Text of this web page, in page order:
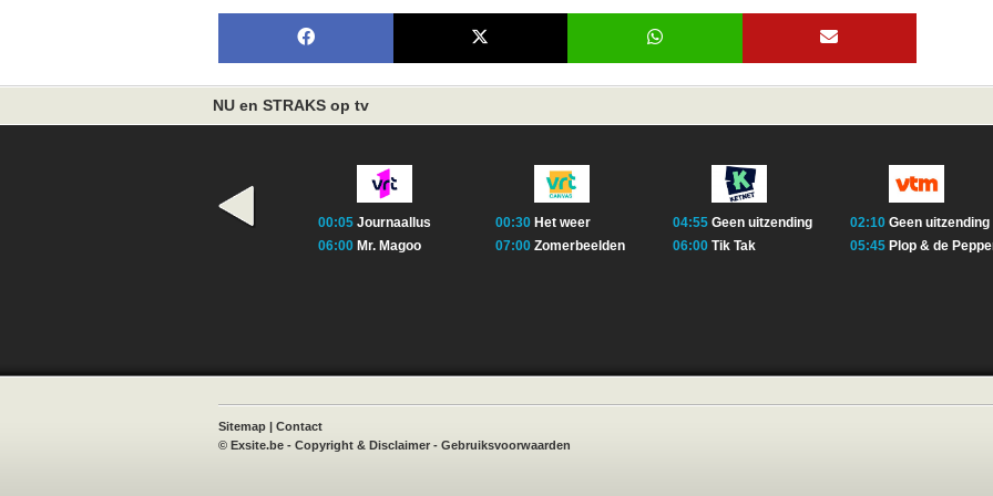
NU en STRAKS op tv
00:05 Journaallus
06:00 Mr. Magoo
00:30 Het weer
07:00 Zomerbeelden
04:55 Geen uitzending
06:00 Tik Tak
02:10 Geen uitzending
05:45 Plop & de
Sitemap | Contact
© Exsite.be - Copyright & Disclaimer - Gebruiksvoorwaarden